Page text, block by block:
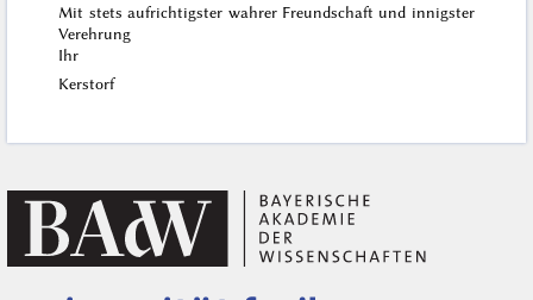
Mit stets aufrichtigster wahrer Freundschaft und innigster
Verehrung
Ihr
Kerstorf